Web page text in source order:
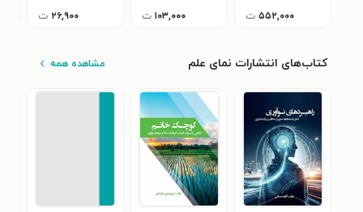
۵۵۲,۰۰۰ ت ۱۰۳,۰۰۰ ت ۲۶,۹۰۰ ت
کتاب‌های انتشارات نمای علم مشاهده همه